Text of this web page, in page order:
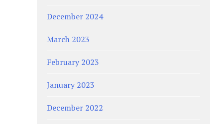
December 2024
March 2023
February 2023
January 2023
December 2022